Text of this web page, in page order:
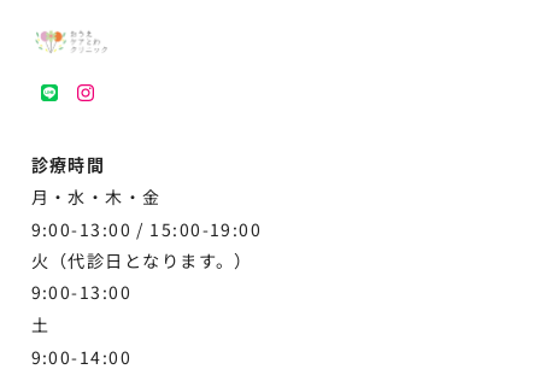
LINEinstagram
診療時間
月・水・木・金
9:00-13:00 / 15:00-19:00
火（代診日となります。）
9:00-13:00
土
9:00-14:00